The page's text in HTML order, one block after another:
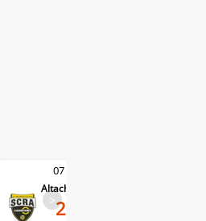
07 Ağustos
Altach-WSG Tirol
20:30
>